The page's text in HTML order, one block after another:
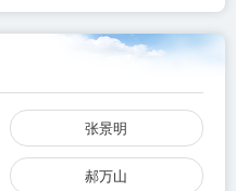
张景明
郝万山